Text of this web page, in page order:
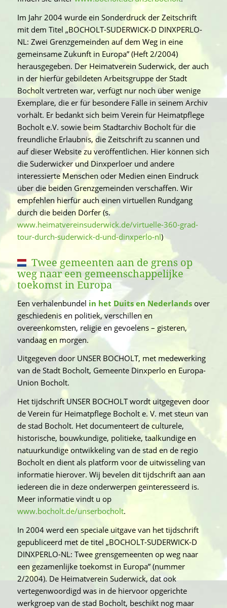
Im Jahr 2004 wurde ein Sonderdruck der Zeitschrift
mit dem Titel „BOCHOLT-SUDERWICK-D DINXPERLO-
NL: Zwei Grenzgemeinden auf dem Weg in eine
gemeinsame Zukunft in Europa” (Heft 2/2004)
herausgegeben. Der Heimatverein Suderwick, der auch
in der hierfür gebildeten Arbeitsgruppe der Stadt
Bocholt vertreten war, verfügt nur noch über wenige
Exemplare, die er für besondere Fälle in seinem Archiv
vorhält. Er bedankt sich beim Verein für Heimatpflege
Bocholt e.V. sowie beim Stadtarchiv Bocholt für die
freundliche Erlaubnis, die Zeitschrift zu scannen und
auf dieser Website zu veröffentlichen. Hier können sich
die Suderwicker und Dinxperloer und andere
interessierte Menschen oder Medien einen Eindruck
über die beiden Grenzgemeinden verschaffen. Wir
empfehlen hierfür auch einen virtuellen Rundgang
durch die beiden Dörfer (s.
www.heimatvereinsuderwick.de/virtuelle-360-grad-
tour-durch-suderwick-d-und-dinxperlo-nl)
Twee gemeenten aan de grens op
weg naar een gemeenschappelijke
toekomst in Europa
Een verhalenbundel in het Duits en Nederlandsover
geschiedenis en politiek, verschillen en
overeenkomsten, religie en gevoelens – gisteren,
vandaag en morgen.
Uitgegeven door UNSER BOCHOLT, met medewerking
van de Stadt Bocholt, Gemeente Dinxperlo en Europa-
Union Bocholt.
Het tijdschrift UNSER BOCHOLT wordt uitgegeven door
de Verein für Heimatpflege Bocholt e. V. met steun van
de stad Bocholt. Het documenteert de culturele,
historische, bouwkundige, politieke, taalkundige en
natuurkundige ontwikkeling van de stad en de regio
Bocholt en dient als platform voor de uitwisseling van
informatie hierover. Wij bevelen dit tijdschrift aan aan
iedereen die in deze onderwerpen geïnteresseerd is.
Meer informatie vindt u op
www.bocholt.de/unserbocholt.
In 2004 werd een speciale uitgave van het tijdschrift
gepubliceerd met de titel „BOCHOLT-SUDERWICK-D
DINXPERLO-NL: Twee grensgemeenten op weg naar
een gezamenlijke toekomst in Europa” (nummer
2/2004). De Heimatverein Suderwick, dat ook
vertegenwoordigd was in de hiervoor opgerichte
werkgroep van de stad Bocholt, beschikt nog maar